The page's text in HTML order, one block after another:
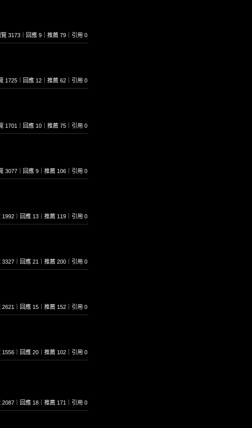
3173｜回應 9｜推薦 79｜引用 0
1725｜回應 12｜推薦 62｜引用 0
1701｜回應 10｜推薦 75｜引用 0
3077｜回應 9｜推薦 106｜引用 0
｜回應 13｜推薦 119｜引用 0
｜回應 21｜推薦 200｜引用 0
｜回應 15｜推薦 152｜引用 0
｜回應 20｜推薦 102｜引用 0
｜回應 18｜推薦 171｜引用 0